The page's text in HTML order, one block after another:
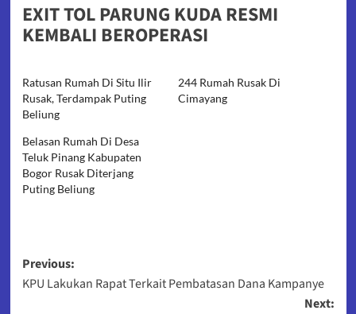
EXIT TOL PARUNG KUDA RESMI
KEMBALI BEROPERASI
Ratusan Rumah Di Situ Ilir
Rusak, Terdampak Puting
Beliung
244 Rumah Rusak Di
Cimayang
Belasan Rumah Di Desa
Teluk Pinang Kabupaten
Bogor Rusak Diterjang
Puting Beliung
Post
navigation
Previous:
KPU Lakukan Rapat Terkait Pembatasan Dana Kampanye
Next: